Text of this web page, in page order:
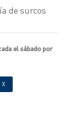
de surcos
el sábado por
X